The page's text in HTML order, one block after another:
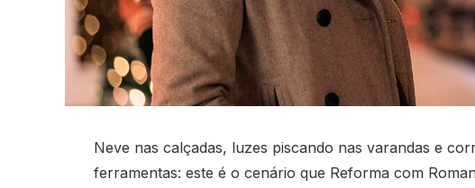
Neve nas calçadas, luzes piscando nas varandas e
ferramentas: este é o cenário que Reforma com